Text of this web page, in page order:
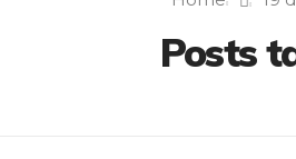
Posts